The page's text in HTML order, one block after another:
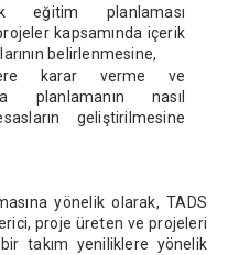
eğitim planlaması
kapsamında içerik
belirlenmesine,
karar verme ve
planlamanın nasıl
geliştirilmesine
yönelik olarak, TADS
proje üreten ve projeleri
takım yeniliklere yönelik